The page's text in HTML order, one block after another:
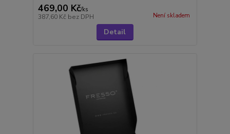
469,00 Kč/ks
387,60 Kč bez DPH Není skladem
Detail